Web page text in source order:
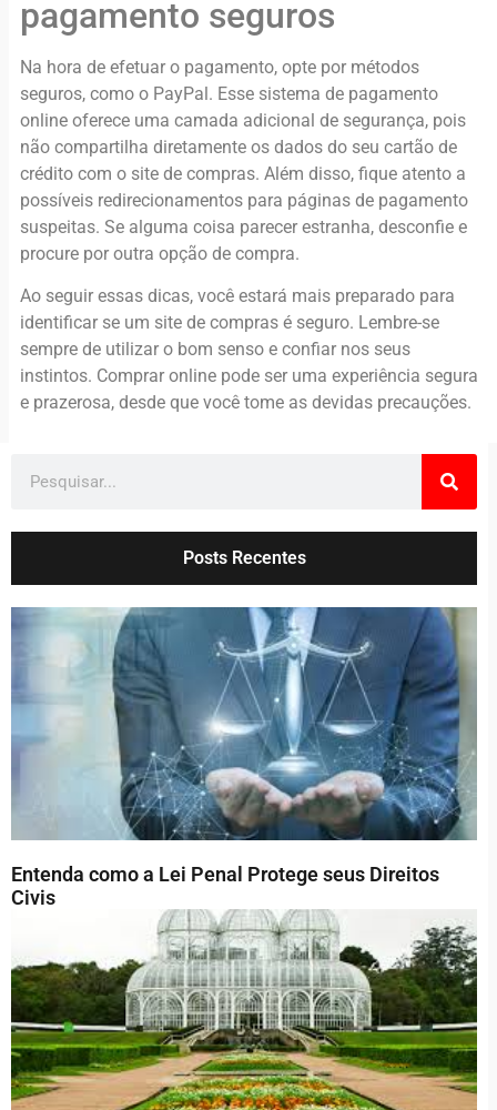
pagamento seguros
Na hora de efetuar o pagamento, opte por métodos
seguros, como o PayPal. Esse sistema de pagamento
online oferece uma camada adicional de segurança, pois
não compartilha diretamente os dados do seu cartão de
crédito com o site de compras. Além disso, fique atento a
possíveis redirecionamentos para páginas de pagamento
suspeitas. Se alguma coisa parecer estranha, desconfie e
procure por outra opção de compra.
Ao seguir essas dicas, você estará mais preparado para
identificar se um site de compras é seguro. Lembre-se
sempre de utilizar o bom senso e confiar nos seus
instintos. Comprar online pode ser uma experiência segura
e prazerosa, desde que você tome as devidas precauções.
Posts Recentes
Entenda como a Lei Penal Protege seus Direitos
Civis